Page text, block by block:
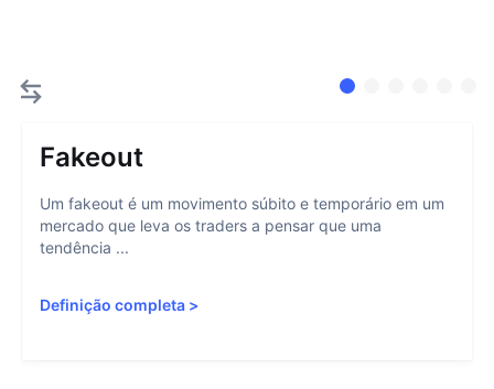
Fakeout
Um fakeout é um movimento súbito e temporário em um
mercado que leva os traders a pensar que uma
tendência ...
Definição completa >